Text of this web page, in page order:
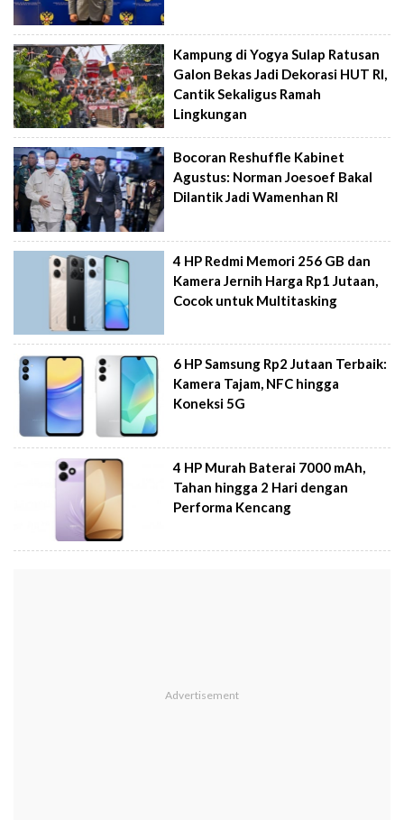
Kampung di Yogya Sulap Ratusan
Galon Bekas Jadi Dekorasi HUT RI,
Cantik Sekaligus Ramah
Lingkungan
Bocoran Reshuffle Kabinet
Agustus: Norman Joesoef Bakal
Dilantik Jadi Wamenhan RI
4 HP Redmi Memori 256 GB dan
Kamera Jernih Harga Rp1 Jutaan,
Cocok untuk Multitasking
6 HP Samsung Rp2 Jutaan Terbaik:
Kamera Tajam, NFC hingga
Koneksi 5G
4 HP Murah Baterai 7000 mAh,
Tahan hingga 2 Hari dengan
Performa Kencang